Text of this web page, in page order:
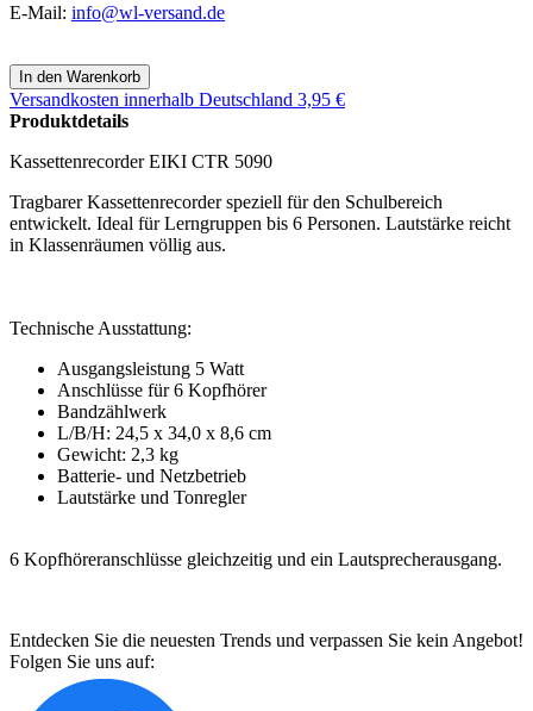
E-Mail: info@wl-versand.de
Versandkosten innerhalb Deutschland 3,95 €
Produktdetails
Kassettenrecorder EIKI CTR 5090
Tragbarer Kassettenrecorderspeziell für den Schulbereich
entwickelt. Ideal für Lerngruppen bis 6 Personen. Lautstärke reicht
in Klassenräumen völlig aus.
Technische Ausstattung:
Ausgangsleistung 5 Watt
Anschlüsse für 6 Kopfhörer
Bandzählwerk
L/B/H: 24,5 x 34,0 x 8,6 cm
Gewicht: 2,3 kg
Batterie- und Netzbetrieb
Lautstärke und Tonregler
6 Kopfhöreranschlüsse gleichzeitig und ein Lautsprecherausgang.
Entdecken Sie die neuesten Trends und verpassen Sie kein Angebot!
Folgen Sie uns auf: